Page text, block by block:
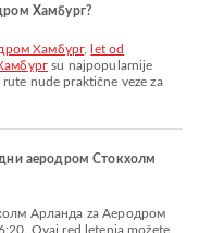
Хамбург?
Хамбург,
let od
su najpopularnije
nude praktične veze za
аеродром Стокхолм
Ovaj red letenja možete